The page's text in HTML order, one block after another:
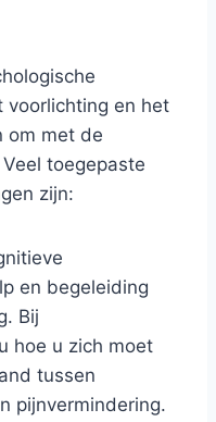
voorlichting en het
om met de
toegepaste
zijn:
en begeleiding
Bij
hoe u zich moet
tussen
pijnvermindering.